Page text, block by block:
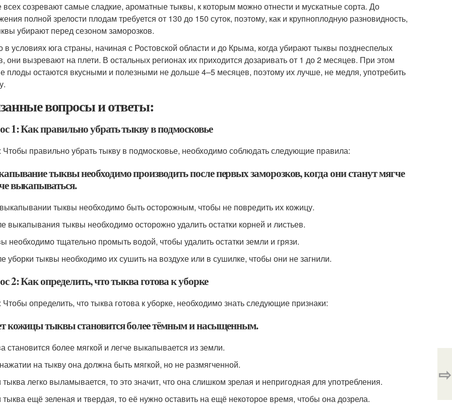
всех созревают самые сладкие, ароматные тыквы, к которым можно отнести и мускатные сорта. До
полной зрелости плодам требуется от 130 до 150 суток, поэтому, как и крупноплодную разновидность,
убирают перед сезоном заморозков.
в условиях юга страны, начиная с Ростовской области и до Крыма, когда убирают тыквы позднеспелых
они вызревают на плети. В остальных регионах их приходится дозаривать от 1 до 2 месяцев. При этом
плоды остаются вкусными и полезными не дольше 4–5 месяцев, поэтому их лучше, не медля, употребить
вопросы и ответы:
1: Как правильно убрать тыкву в подмосковье
Чтобы правильно убрать тыкву в подмосковье, необходимо соблюдать следующие правила:
тыквы необходимо производить после первых заморозков, когда они станут мягче
выкапываться.
тыквы необходимо быть осторожным, чтобы не повредить их кожицу.
выкапывания тыквы необходимо осторожно удалить остатки корней и листьев.
необходимо тщательно промыть водой, чтобы удалить остатки земли и грязи.
уборки тыквы необходимо их сушить на воздухе или в сушилке, чтобы они не загнили.
2: Как определить, что тыква готова к уборке
Чтобы определить, что тыква готова к уборке, необходимо знать следующие признаки:
кожицы тыквы становится более тёмным и насыщенным.
становится более мягкой и легче выкапывается из земли.
на тыкву она должна быть мягкой, но не размягченной.
легко выламывается, то это значит, что она слишком зрелая и непригодная для употребления.
тыква ещё зеленая и твердая, то её нужно оставить на ещё некоторое время, чтобы она дозрела.
⇨